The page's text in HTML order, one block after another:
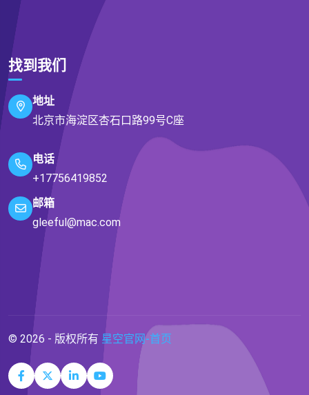
找到我们
地址
北京市海淀区杏石口路99号C座
电话
+17756419852
邮箱
gleeful@mac.com
© 2026 - 版权所有 星空官网-首页